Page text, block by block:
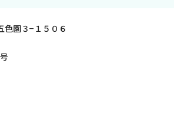
色園３−１５０６